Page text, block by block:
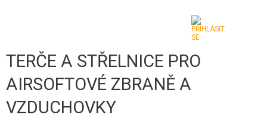
KATEGORIE
AIRSOFTOVÉ ZBRANĚ
VZDUCHOVÉ ZBRANĚ, PRAKY
TERČE A STŘELNICE PRO
AIRSOFTOVÉ ZBRANĚ A
VZDUCHOVKY